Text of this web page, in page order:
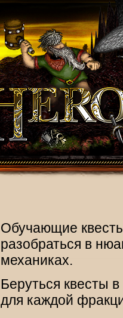
Обучающие
разобраться в
механиках.
Беруться квесты
для каждой